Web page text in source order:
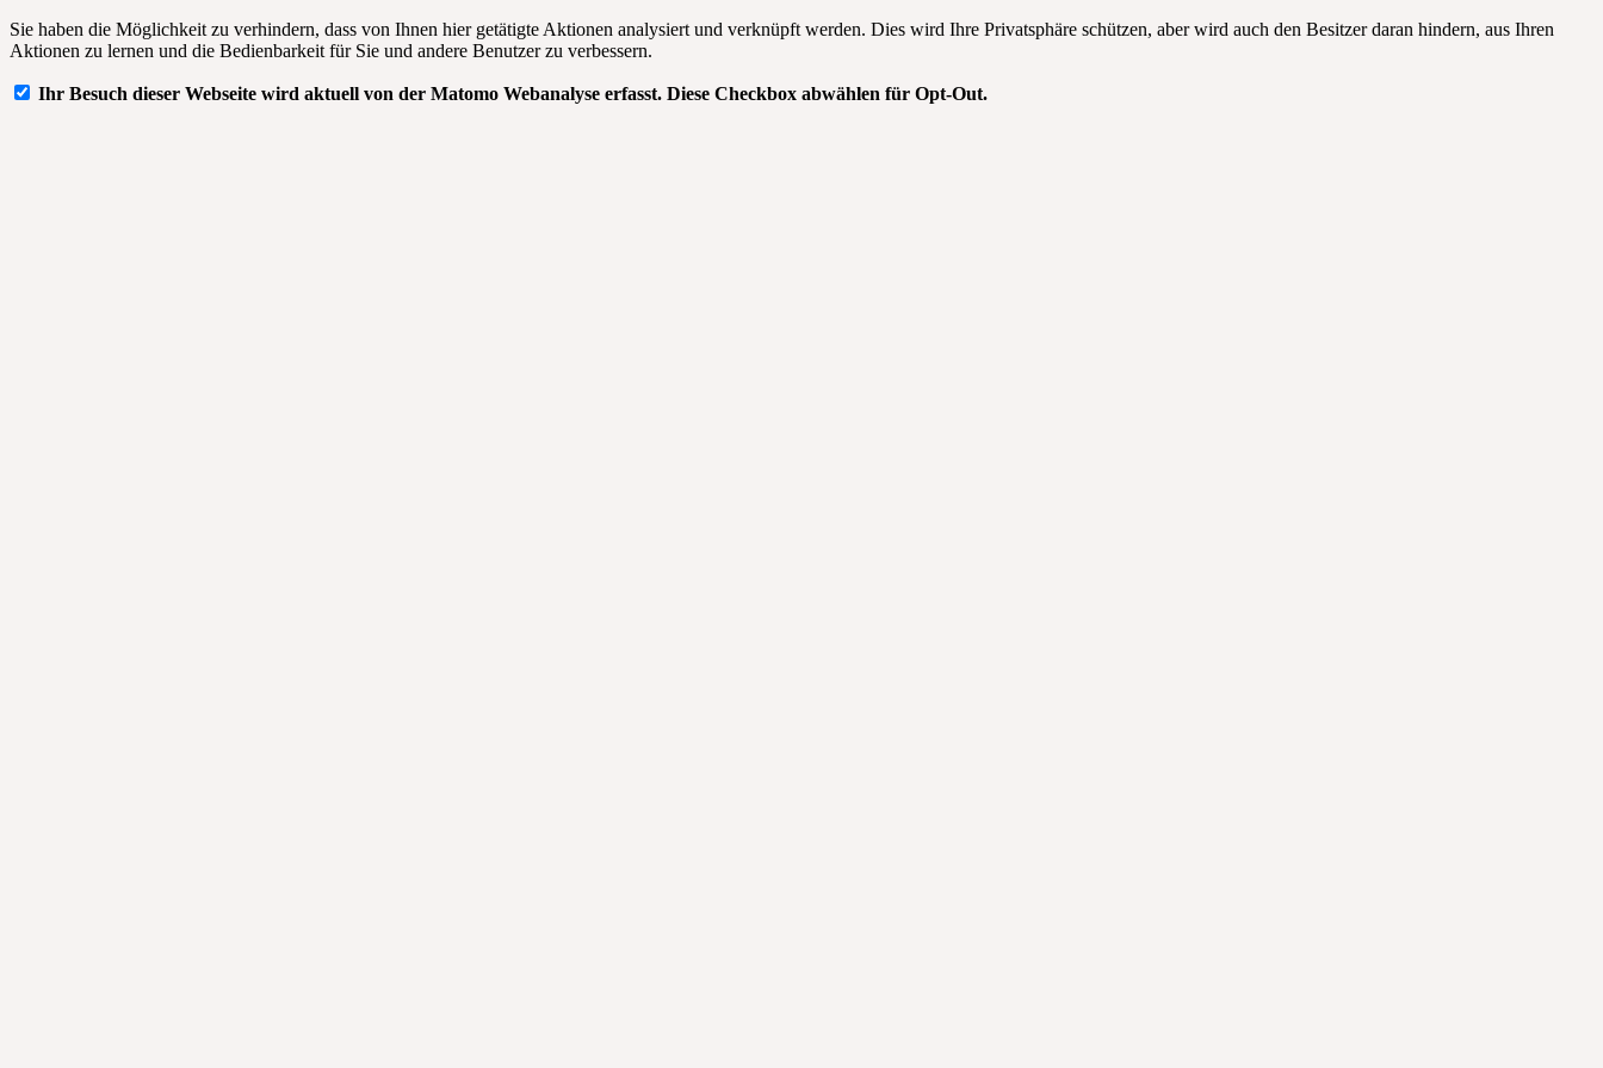
Sie haben die Möglichkeit zu verhindern, dass von Ihnen hier getätigte Aktionen analysiert und verknüpft werden. Dies wird Ihre Privatsphäre schützen, aber wird auch den Besitzer daran hindern, aus Ihren
Aktionen zu lernen und die Bedienbarkeit für Sie und andere Benutzer zu verbessern.
Ihr Besuch dieser Webseite wird aktuell von der Matomo Webanalyse erfasst. Diese Checkbox abwählen für Opt-Out.